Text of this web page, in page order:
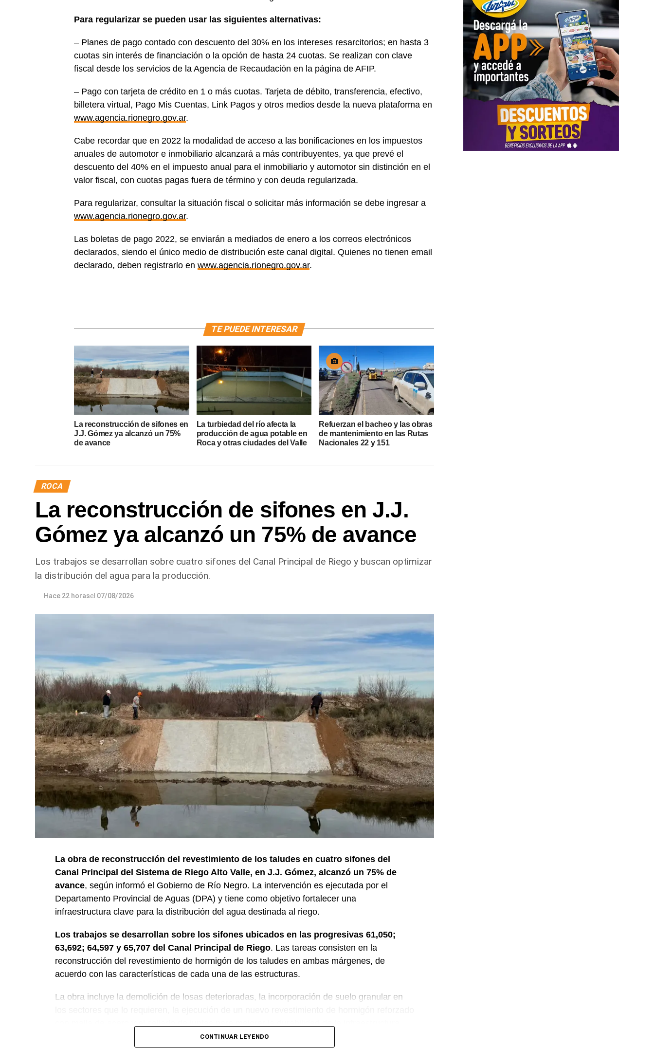
Para regularizar se pueden usar las siguientes alternativas:
– Planes de pago contado con descuento del 30% en los intereses resarcitorios; en hasta 3
cuotas sin interés de financiación o la opción de hasta 24 cuotas. Se realizan con clave
fiscal desde los servicios de la Agencia de Recaudación en la página de AFIP.
– Pago con tarjeta de crédito en 1 o más cuotas. Tarjeta de débito, transferencia, efectivo,
billetera virtual, Pago Mis Cuentas, Link Pagos y otros medios desde la nueva plataforma en
www.agencia.rionegro.gov.ar.
Cabe recordar que en 2022 la modalidad de acceso a las bonificaciones en los impuestos
anuales de automotor e inmobiliario alcanzará a más contribuyentes, ya que prevé el
descuento del 40% en el impuesto anual para el inmobiliario y automotor sin distinción en el
valor fiscal, con cuotas pagas fuera de término y con deuda regularizada.
Para regularizar, consultar la situación fiscal o solicitar más información se debe ingresar a
www.agencia.rionegro.gov.ar.
Las boletas de pago 2022, se enviarán a mediados de enero a los correos electrónicos
declarados, siendo el único medio de distribución este canal digital. Quienes no tienen email
declarado, deben registrarlo en www.agencia.rionegro.gov.ar.
TE PUEDE INTERESAR
La reconstrucción de sifones en
J.J. Gómez ya alcanzó un 75%
de avance
La turbiedad del río afecta la
producción de agua potable en
Roca y otras ciudades del Valle
Refuerzan el bacheo y las obras
de mantenimiento en las Rutas
Nacionales 22 y 151
ROCA
La reconstrucción de sifones en J.J.
Gómez ya alcanzó un 75% de avance
Los trabajos se desarrollan sobre cuatro sifones del Canal Principal de Riego y buscan optimizar
la distribución del agua para la producción.
Hace 22 horasel 07/08/2026
La obra de reconstrucción del revestimiento de los taludes en cuatro sifones del
Canal Principal del Sistema de Riego Alto Valle, en J.J. Gómez, alcanzó un 75% de
avance, según informó el Gobierno de Río Negro. La intervención es ejecutada por el
Departamento Provincial de Aguas (DPA) y tiene como objetivo fortalecer una
infraestructura clave para la distribución del agua destinada al riego.
Los trabajos se desarrollan sobre los sifones ubicados en las progresivas 61,050;
63,692; 64,597 y 65,707 del Canal Principal de Riego. Las tareas consisten en la
reconstrucción del revestimiento de hormigón de los taludes en ambas márgenes, de
acuerdo con las características de cada una de las estructuras.
La obra incluye la demolición de losas deterioradas, la incorporación de suelo granular en
Desde el DPA destacaron que esta intervención forma parte del plan de mantenimiento y
CONTINUAR LEYENDO